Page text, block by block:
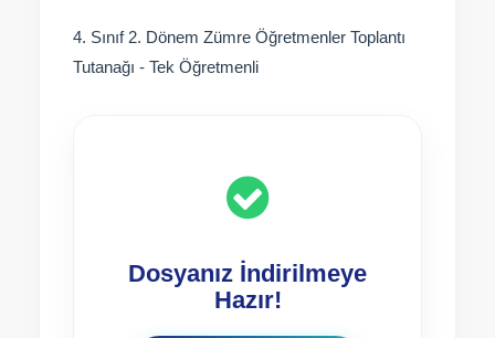
4. Sınıf 2. Dönem Zümre Öğretmenler Toplantı
Tutanağı - Tek Öğretmenli
Dosyanız İndirilmeye
Hazır!